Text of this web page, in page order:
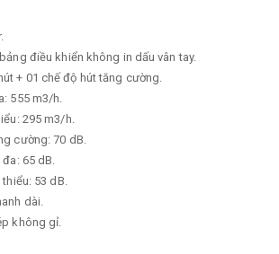
điều khiển không in dấu vân tay.
+ 01 chế độ hút tăng cường.
555 m3/h.
295 m3/h.
cường: 70 dB.
65 dB.
53 dB.
dài.
không gỉ.